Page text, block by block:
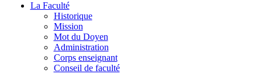
La Faculté
Historique
Mission
Mot du Doyen
Administration
Corps enseignant
Conseil de faculté